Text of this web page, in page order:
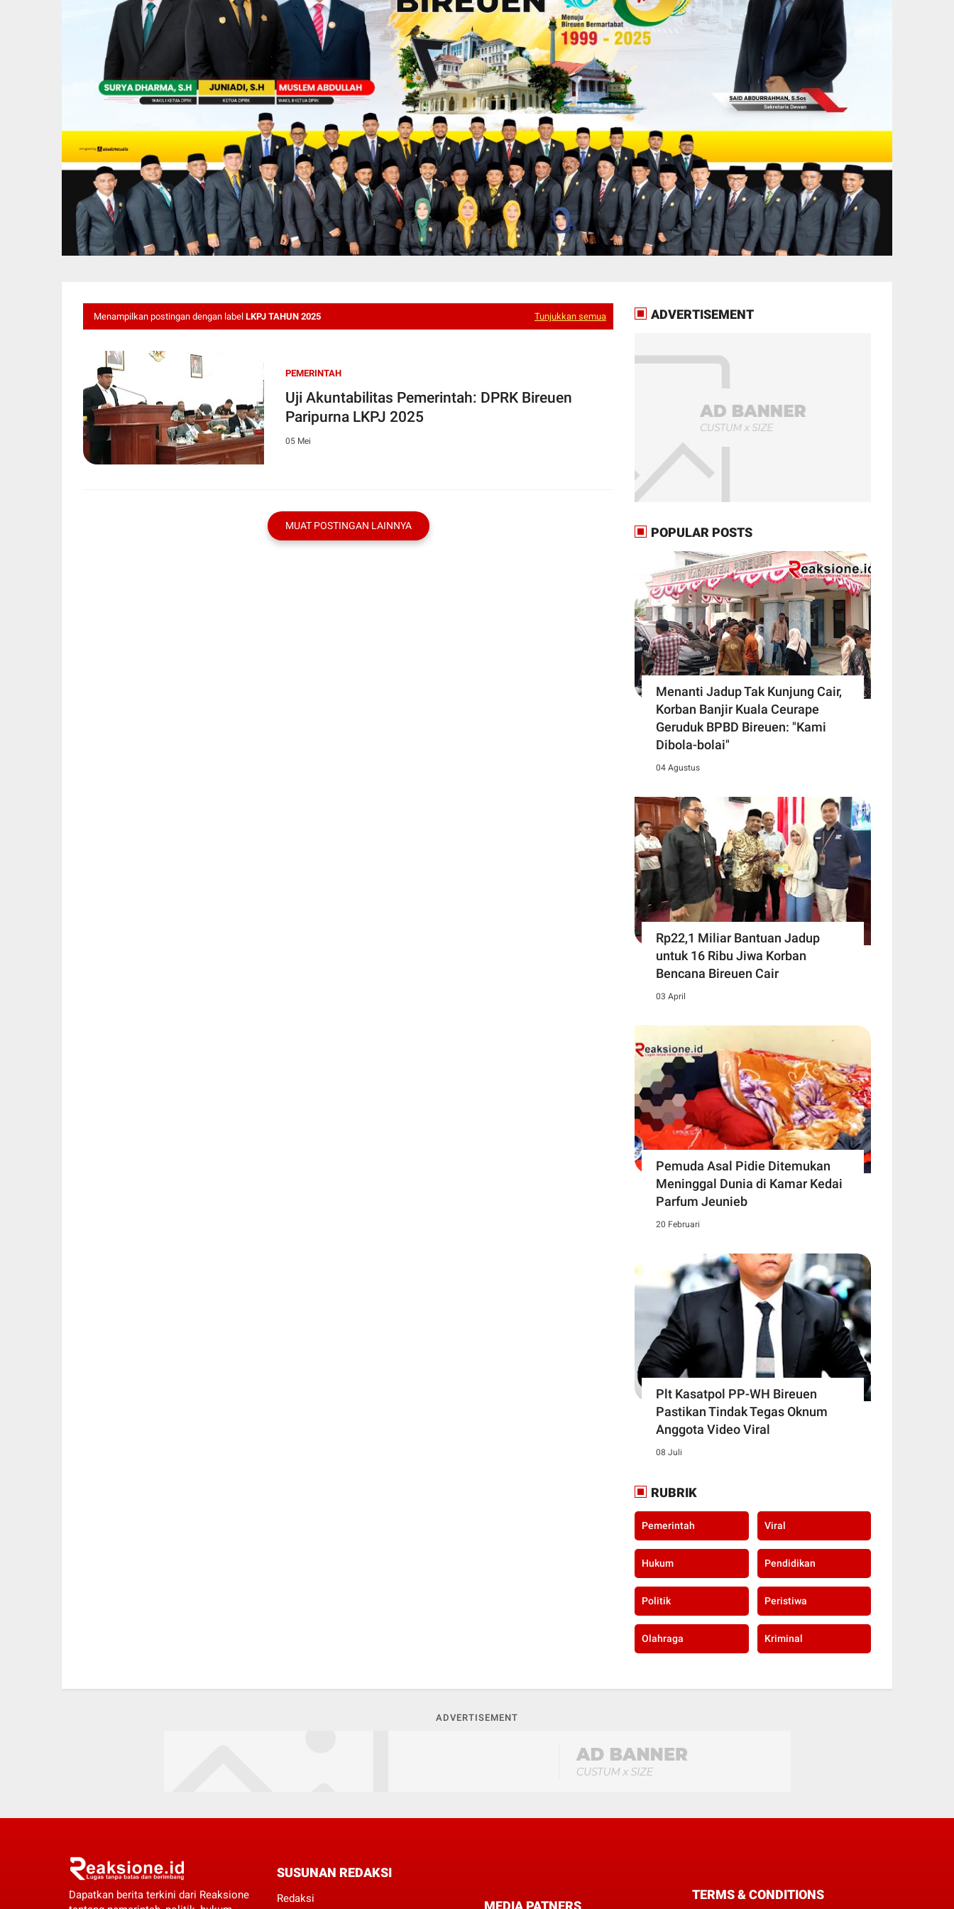
Menampilkan postingan dengan label LKPJ TAHUN 2025 Tunjukkan semua
PEMERINTAH
Uji Akuntabilitas Pemerintah: DPRK Bireuen
Paripurna LKPJ 2025
05 Mei
MUAT POSTINGAN LAINNYA
ADVERTISEMENT
POPULAR POSTS
Menanti Jadup Tak Kunjung Cair,
Korban Banjir Kuala Ceurape
Geruduk BPBD Bireuen: "Kami
Dibola-bolai"
04 Agustus
Rp22,1 Miliar Bantuan Jadup
untuk 16 Ribu Jiwa Korban
Bencana Bireuen Cair
03 April
Pemuda Asal Pidie Ditemukan
Meninggal Dunia di Kamar Kedai
Parfum Jeunieb
20 Februari
Plt Kasatpol PP-WH Bireuen
Pastikan Tindak Tegas Oknum
Anggota Video Viral
08 Juli
RUBRIK
Pemerintah Viral
Hukum Pendidikan
Politik Peristiwa
Olahraga Kriminal
ADVERTISEMENT
Dapatkan berita terkini dari Reaksione
SUSUNAN REDAKSI
Redaksi MEDIA PATNERS
TERMS & CONDITIONS